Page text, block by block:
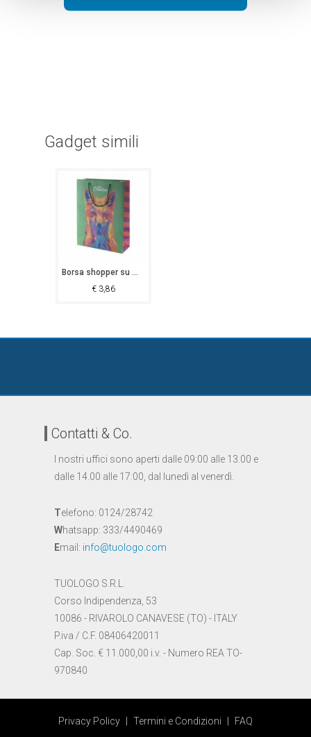
Gadget simili
Borsa shopper su misura Valdez
€3,86
Contatti & Co.
I nostri uffici sono aperti dalle 09:00 alle 13.00 e
dalle 14.00 alle 17:00, dal lunedì al venerdì.
Telefono: 0124/28742
Whatsapp: 333/4490469
Email: info@tuologo.com
TUOLOGO S.R.L.
Corso Indipendenza, 53
10086 - RIVAROLO CANAVESE (TO) - ITALY
P.iva / C.F. 08406420011
Cap. Soc. € 11.000,00 i.v. - Numero REA TO-
970840
Privacy Policy Termini e Condizioni FAQ